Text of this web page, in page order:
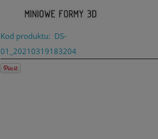
Kod produktu: DS-
01_20210319183204